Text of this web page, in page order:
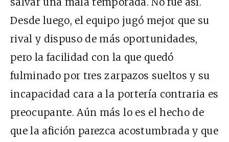
Desde luego, el equipo jugó mejor que su
rival y dispuso de más oportunidades,
pero la facilidad con la que quedó
fulminado por tres zarpazos sueltos y su
incapacidad cara a la portería contraria es
preocupante. Aún más lo es el hecho de
que la afición parezca acostumbrada y que